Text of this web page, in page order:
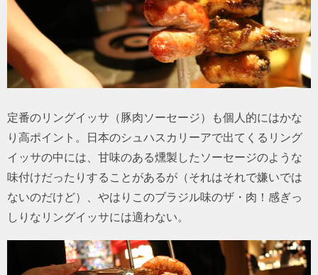
定番のリングイッサ（豚肉ソーセージ）も個人的にはかな
り高ポイント。日本のシュハスカリーアで出てくるリング
イッサの中には、甘味のある燻製したソーセージのような
味付けだったりすることがあるが（それはそれで嫌いでは
ないのだけど）、やはりこのブラジル味のザ・肉！感ぎっ
しりなリングイッサには適わない。